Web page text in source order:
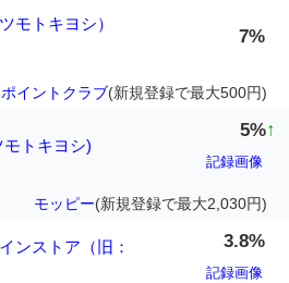
モトキヨシ）
7%
イントクラブ(新規登録で最大500円)
トキヨシ)
5%↑
記録画像
モッピー(新規登録で最大2,030円)
ンストア（旧：
3.8%
記録画像